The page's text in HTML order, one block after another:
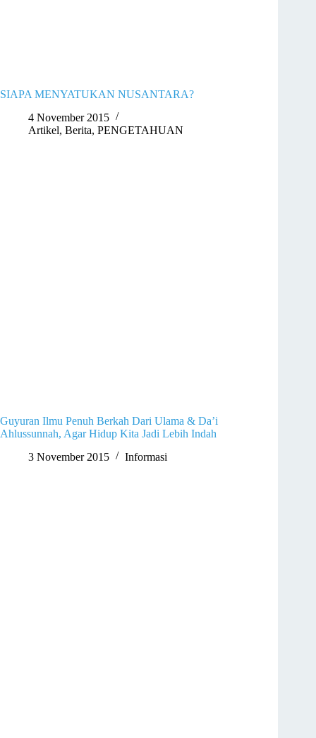
SIAPA MENYATUKAN NUSANTARA?
4 November 2015
Artikel, Berita, PENGETAHUAN
Guyuran Ilmu Penuh Berkah Dari Ulama & Da’i
Ahlussunnah, Agar Hidup Kita Jadi Lebih Indah
3 November 2015
Informasi